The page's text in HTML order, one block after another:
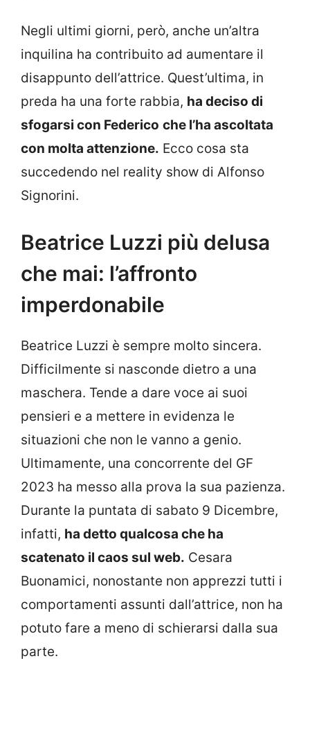
Negli ultimi giorni, però, anche un’altra
inquilina ha contribuito ad aumentare il
disappunto dell’attrice. Quest’ultima, in
preda ha una forte rabbia, ha deciso di
sfogarsi con Federico che l’ha ascoltata
con molta attenzione. Ecco cosa sta
succedendo nel reality show di Alfonso
Signorini.
Beatrice Luzzi più delusa
che mai: l’affronto
imperdonabile
Beatrice Luzzi è sempre molto sincera.
Difficilmente si nasconde dietro a una
maschera. Tende a dare voce ai suoi
pensieri e a mettere in evidenza le
situazioni che non le vanno a genio.
Ultimamente, una concorrente del GF
2023 ha messo alla prova la sua pazienza.
Durante la puntata di sabato 9 Dicembre,
infatti, ha detto qualcosa che ha
scatenato il caos sul web. Cesara
Buonamici, nonostante non apprezzi tutti i
comportamenti assunti dall’attrice, non ha
potuto fare a meno di schierarsi dalla sua
parte.